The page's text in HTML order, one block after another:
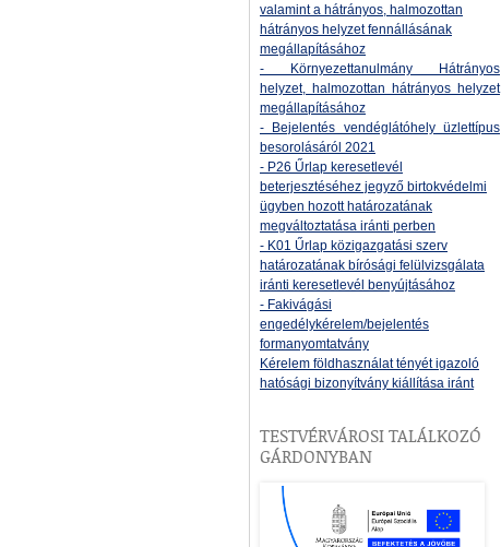
valamint a hátrányos, halmozottan
hátrányos helyzet fennállásának
megállapításához
- Környezettanulmány Hátrányos
helyzet, halmozottan hátrányos helyzet
megállapításához
- Bejelentés vendéglátóhely üzlettípus
besorolásáról 2021
- P26 Űrlap keresetlevél
beterjesztéséhez jegyző birtokvédelmi
ügyben hozott határozatának
megváltoztatása iránti perben
- K01 Űrlap közigazgatási szerv
határozatának bírósági felülvizsgálata
iránti keresetlevél benyújtásához
- Fakivágási
engedélykérelem/bejelentés
formanyomtatvány
Kérelem földhasználat tényét igazoló
hatósági bizonyítvány kiállítása iránt
TESTVÉRVÁROSI TALÁLKOZÓ
GÁRDONYBAN